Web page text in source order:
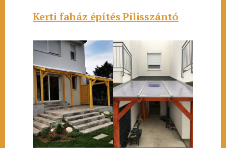
Kerti faház építés Pilisszántó